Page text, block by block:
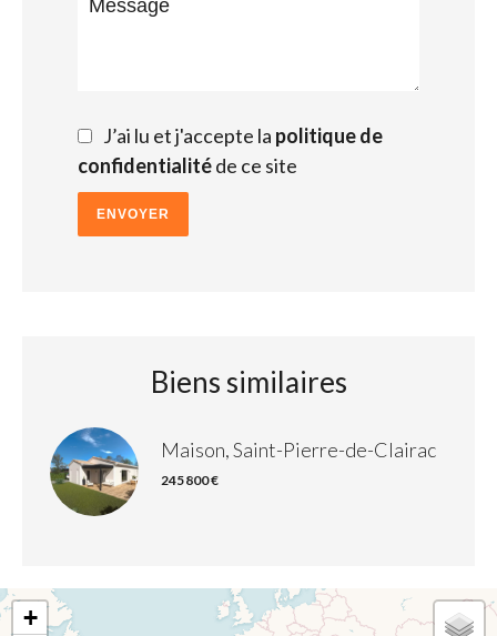
J’ai lu et j'accepte la politique de
confidentialitéde ce site
ENVOYER
Biens similaires
Maison, Saint-Pierre-de-Clairac
245 800 €
+